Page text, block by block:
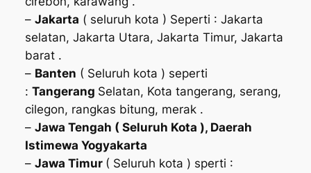
– Jakarta ( seluruh kota ) Seperti : Jakarta
selatan, Jakarta Utara, Jakarta Timur, Jakarta
barat .
– Banten ( Seluruh kota ) seperti
: Tangerang Selatan, Kota tangerang, serang,
cilegon, rangkas bitung, merak .
– Jawa Tengah ( Seluruh Kota ), Daerah
Istimewa Yogyakarta
– Jawa Timur ( Seluruh kota ) sperti :